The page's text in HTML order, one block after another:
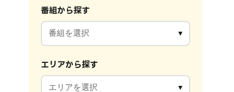
番組から探す
エリアから探す